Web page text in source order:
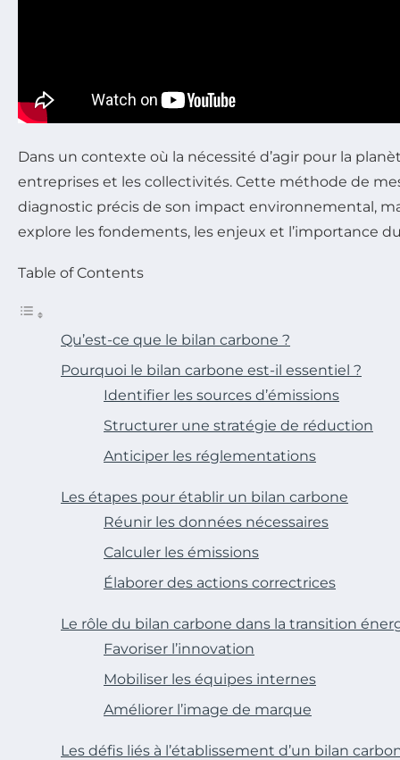
Dans un contexte où la nécessité d’agir pour la
entreprises et les collectivités. Cette méthode de
diagnostic précis de son impact environnemental,
explore les fondements, les enjeux et l’importance
Table of Contents
Qu’est-ce que le bilan carbone ?
Pourquoi le bilan carbone est-il essentiel ?
Identifier les sources d’émissions
Structurer une stratégie de réduction
Anticiper les réglementations
Les étapes pour établir un bilan carbone
Réunir les données nécessaires
Calculer les émissions
Élaborer des actions correctrices
Le rôle du bilan carbone dans la transition
Favoriser l’innovation
Mobiliser les équipes internes
Améliorer l’image de marque
Les défis liés à l’établissement d’un bilan